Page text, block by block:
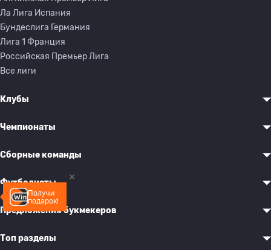
Получи
подарок!
Ла Лига Испания
Бундеслига Германия
Лига 1 Франция
Российская Премьер Лига
Все лиги
Клубы
Чемпионаты
Сборные команды
Футболисты
Предложения букмекеров
Топ разделы